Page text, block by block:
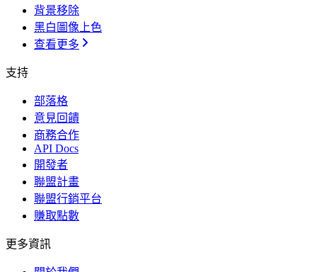
背景移除
黑白圖像上色
查看更多
支持
部落格
意見回饋
商務合作
API Docs
開發者
聯盟計畫
聯盟行銷平台
賺取點數
更多資訊